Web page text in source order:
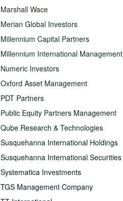
Marshall Wace
Merian Global Investors
Millennium Capital Partners
Millennium International Management
Numeric Investors
Oxford Asset Management
PDT Partners
Public Equity Partners Management
Qube Research & Technologies
Susquehanna International Holdings
Susquehanna International Securities
Systematica Investments
TGS Management Company